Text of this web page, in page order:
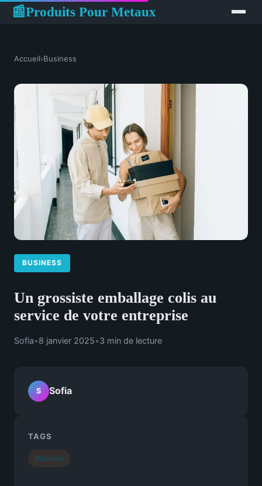
📰Produits Pour Metaux
Accueil›Business
BUSINESS
Un grossiste emballage colis au
service de votre entreprise
Sofia•8 janvier 2025•3 min de lecture
S Sofia
TAGS
Business